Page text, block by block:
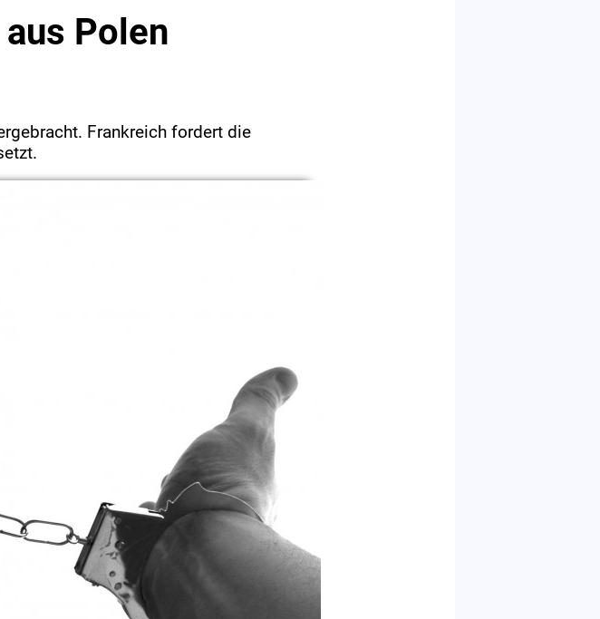
Polen
Frankreich fordert die